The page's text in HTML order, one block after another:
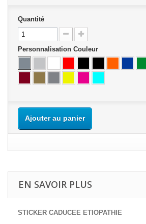
Quantité
Personnalisation Couleur
Ajouter au panier
EN SAVOIR PLUS
STICKER CADUCEE ETIOPATHIE